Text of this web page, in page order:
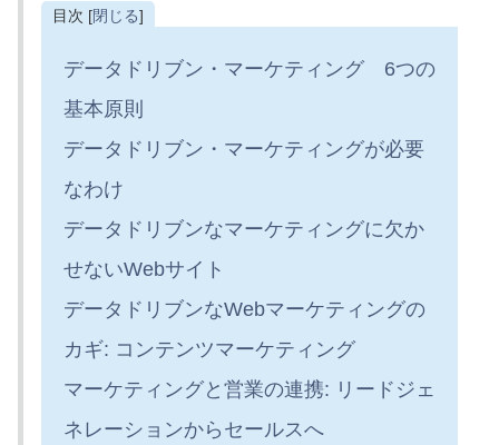
目次 [閉じる]
データドリブン・マーケティング 6つの
基本原則
データドリブン・マーケティングが必要
なわけ
データドリブンなマーケティングに欠か
せないWebサイト
データドリブンなWebマーケティングの
カギ: コンテンツマーケティング
マーケティングと営業の連携: リードジェ
ネレーションからセールスへ